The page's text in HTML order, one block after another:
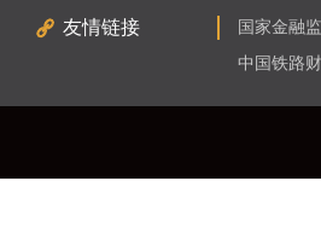
友情链接 国家金融
中国铁路